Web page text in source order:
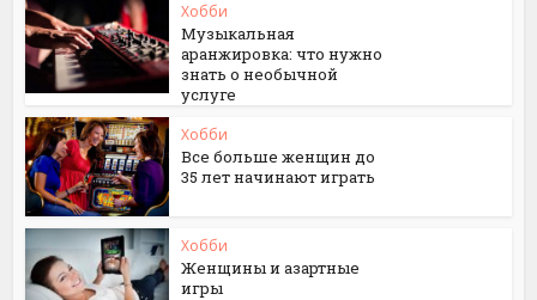
Хобби
Музыкальная
аранжировка: что нужно
знать о необычной
услуге
Хобби
Все больше женщин до
35 лет начинают играть
Хобби
Женщины и азартные
игры